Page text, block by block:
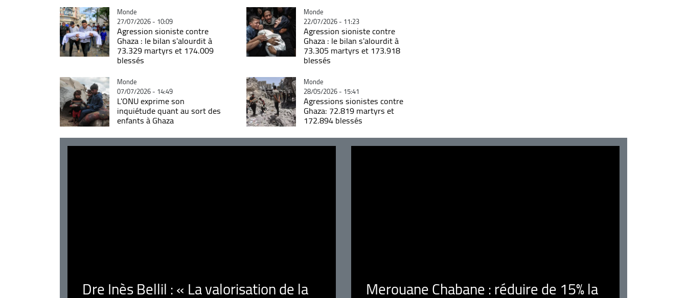
Catégorie
Monde
27/07/2026 - 10:09
Agression sioniste contre
Ghaza : le bilan s'alourdit à
73.329 martyrs et 174.009
blessés
Catégorie
Monde
22/07/2026 - 11:23
Agression sioniste contre
Ghaza : le bilan s'alourdit à
73.305 martyrs et 173.918
blessés
Catégorie
Monde
07/07/2026 - 14:49
L'ONU exprime son
inquiétude quant au sort des
enfants à Ghaza
Catégorie
Monde
28/05/2026 - 15:41
Agressions sionistes contre
Ghaza: 72.819 martyrs et
172.894 blessés
Dre Inès Bellil : « La valorisation de la Merouane Chabane : réduire de 15% la